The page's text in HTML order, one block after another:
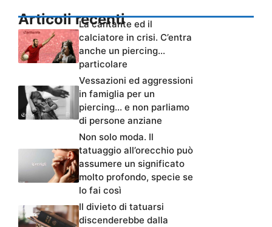
Articoli recenti
La cantante ed il
calciatore in crisi. C’entra
anche un piercing…
particolare
Vessazioni ed aggressioni
in famiglia per un
piercing… e non parliamo
di persone anziane
Non solo moda. Il
tatuaggio all’orecchio può
assumere un significato
molto profondo, specie se
lo fai così
Il divieto di tatuarsi
discenderebbe dalla